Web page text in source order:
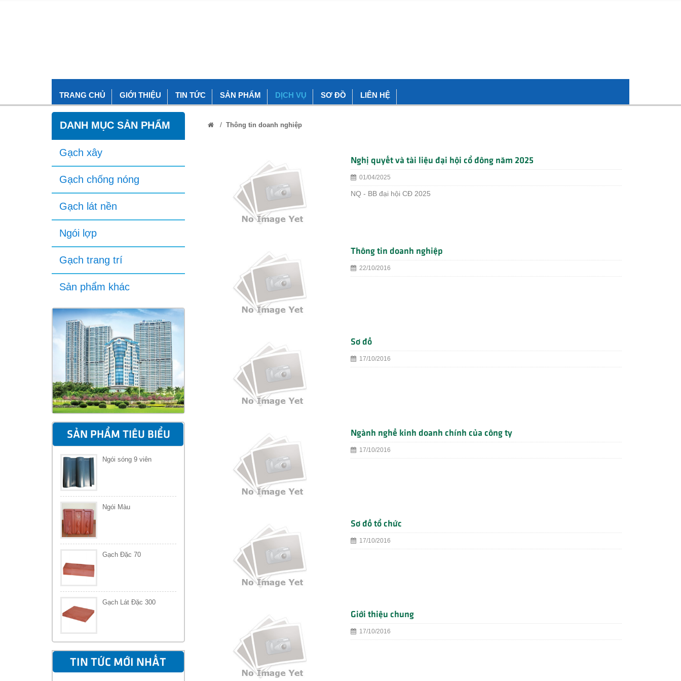
TRANG CHỦ GIỚI THIỆU TIN TỨC SẢN PHẨM DỊCH VỤ SƠ ĐỒ LIÊN HỆ
DANH MỤC SẢN PHẨM
Gạch xây
Gạch chống nóng
Gạch lát nền
Ngói lợp
Gạch trang trí
Sản phẩm khác
SẢN PHẨM TIÊU BIỂU
Ngói sóng 9 viên
Ngói Màu
Gạch Đặc 70
Gạch Lát Đặc 300
TIN TỨC MỚI NHẤT
/ Thông tin doanh nghiệp
Nghị quyết và tài liệu đại hội cổ đông năm 2025
01/04/2025
NQ - BB đại hội CĐ 2025
Thông tin doanh nghiệp
22/10/2016
Sơ đồ
17/10/2016
Ngành nghề kinh doanh chính của công ty
17/10/2016
Sơ đồ tổ chức
17/10/2016
Giới thiệu chung
17/10/2016